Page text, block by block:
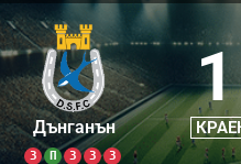
Дънганън
З П З З З
1